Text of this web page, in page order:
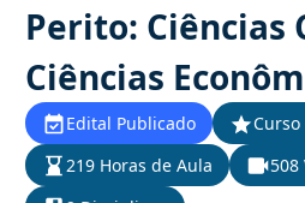
Perito: Ciências
Ciências
Edital Publicado
219 Horas de Aula
508